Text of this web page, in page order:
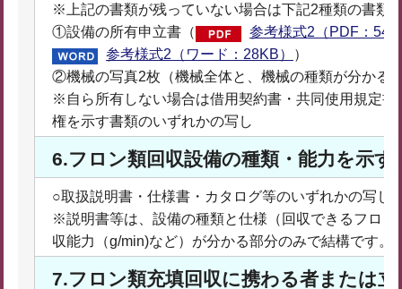
※上記の書類が残っていない場合は下記2種類の書類
①設備の所有申立書（
参考様式2（PDF：
参考様式2（ワード：28KB）
）
②機械の写真2枚（機械全体と、機械の種類が分かる
※自ら所有しない場合は借用契約書・共同使用規定書
権を示す書類のいずれかの写し
6.フロン類回収設備の種類・能力を示す
○取扱説明書・仕様書・カタログ等のいずれかの写し
※説明書等は、設備の種類と仕様（回収できるフロン
収能力（g/min)など）が分かる部分のみで結構です。
7.フロン類充填回収に携わる者または